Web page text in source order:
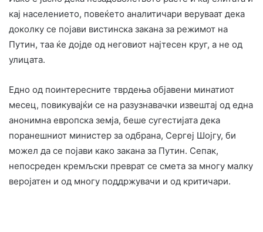
кај населението, повеќето аналитичари веруваат дека
доколку се појави вистинска закана за режимот на
Путин, таа ќе дојде од неговиот најтесен круг, а не од
улицата.
Едно од поинтересните тврдења објавени минатиот
месец, повикувајќи се на разузнавачки извештај од една
анонимна европска земја, беше сугестијата дека
поранешниот министер за одбрана, Сергеј Шојгу, би
можел да се појави како закана за Путин. Сепак,
непосреден кремљски преврат се смета за многу малку
веројатен и од многу поддржувачи и од критичари.